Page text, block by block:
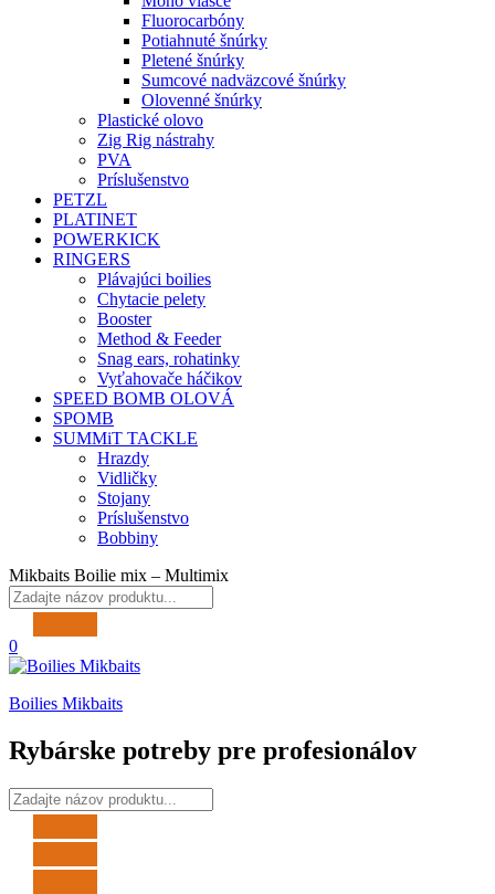
Fluorocarbóny
Potiahnuté šnúrky
Pletené šnúrky
Sumcové nadväzcové šnúrky
Olovenné šnúrky
Plastické olovo
Zig Rig nástrahy
PVA
Príslušenstvo
PETZL
PLATINET
POWERKICK
RINGERS
Plávajúci boilies
Chytacie pelety
Booster
Method & Feeder
Snag ears, rohatinky
Vyťahovače háčikov
SPEED BOMB OLOVÁ
SPOMB
SUMMiT TACKLE
Hrazdy
Vidličky
Stojany
Príslušenstvo
Bobbiny
Mikbaits Boilie mix – Multimix
0
Boilies Mikbaits
Rybárske potreby pre profesionálov